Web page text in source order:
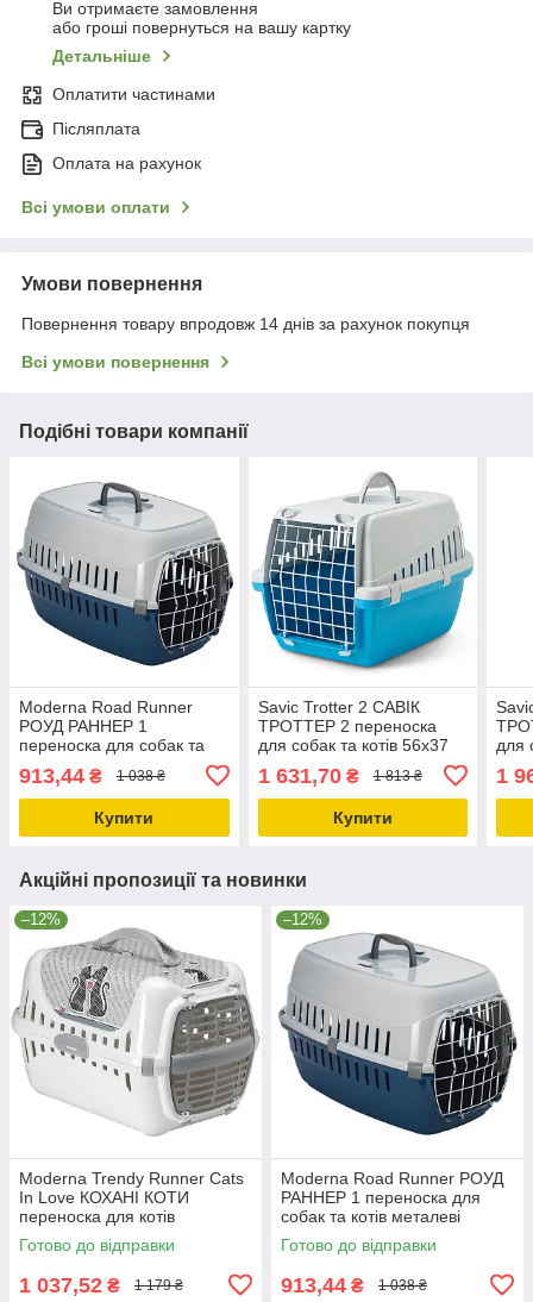
Ви отримаєте замовлення
або гроші повернуться на вашу картку
Детальніше
Оплатити частинами
Післяплата
Оплата на рахунок
Всі умови оплати
Умови повернення
Повернення товару впродовж 14 днів за рахунок покупця
Всі умови повернення
Подібні товари компанії
Moderna Road Runner
РОУД РАННЕР 1
переноска для собак та
котів металеві дверцята із
замком 49х32х30см
Чорничн
913,44 ₴ 1 038 ₴
Купити
Savic Trotter 2 САВІК
ТРОТТЕР 2 переноска
для собак та котів 56х37
яскраво-блакитний
1 631,70₴ 1 813 ₴
Купити
для
1
Акційні пропозиції та новинки
–12%
Moderna Trendy Runner Cats
In Love КОХАНІ КОТИ
переноска для котів
пластикові дверцята
50х32х34.5см Білий
Готово до відправки
1 037,52 ₴ 1 179 ₴
–12%
Moderna Road Runner РОУД
РАННЕР 1 переноска для
собак та котів металеві
дверцята із замком
49х32х30см Чорничн
Готово до відправки
913,44 ₴ 1 038 ₴